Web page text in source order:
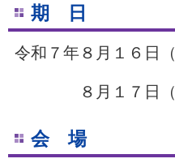
期 日
令和７年８月１６日（
８月１７日（
会 場